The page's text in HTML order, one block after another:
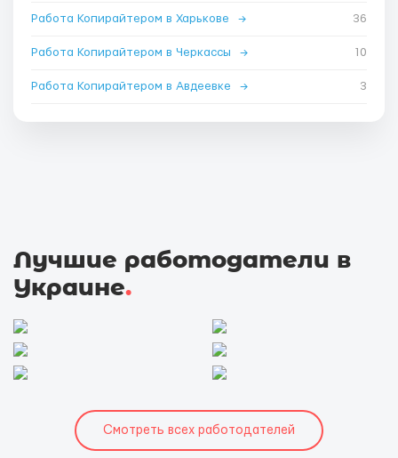
Работа Копирайтером в Харькове → 36
Работа Копирайтером в Черкассы → 10
Работа Копирайтером в Авдеевке → 3
Лучшие работодатели в
Украине.
Смотреть всех работодателей